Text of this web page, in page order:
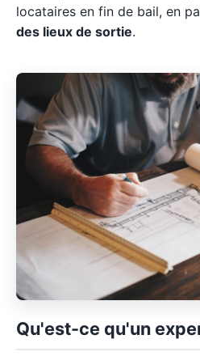
locataires en fin de bail, en
des lieux de sortie.
Qu'est-ce qu'un